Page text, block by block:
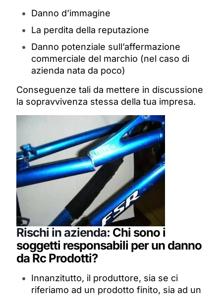
Danno d’immagine
La perdita della reputazione
Danno potenziale sull’affermazione
commerciale del marchio (nel caso di
azienda nata da poco)
Conseguenze tali da mettere in discussione
la sopravvivenza stessa della tua impresa.
Rischi in azienda: Chi sono i
soggetti responsabili per un danno
da Rc Prodotti?
Innanzitutto, il produttore, sia se ci
riferiamo ad un prodotto finito, sia ad un